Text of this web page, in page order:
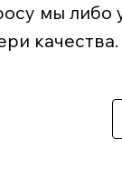
мы либо